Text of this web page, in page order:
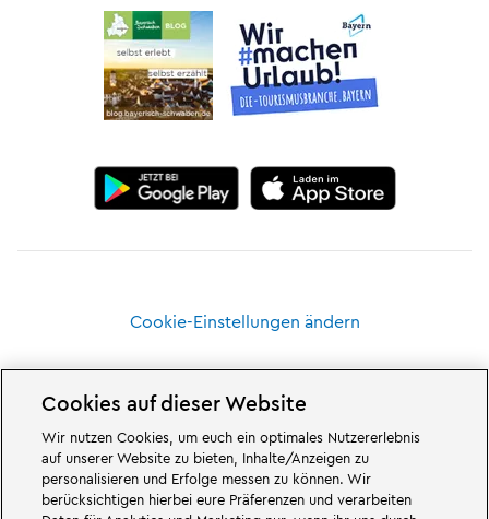
Großartiges erwartet euch in den Abenteuerwelten des Familien- und
Freizeitparks LEGOLAND Deutschland in Bayern. Erlebt spannende
Attraktionenund jede Menge LEGO® Spaß. LEGOLAND Deutschland Resort
ist einFreizeitparkfür Familien mit Kindern zwischen zwei und 12 Jahren.
Cookie-Einstellungen ändern
Cookies auf dieser Website
Wir nutzen Cookies, um euch ein optimales Nutzererlebnis
auf unserer Website zu bieten, Inhalte/Anzeigen zu
personalisieren und Erfolge messen zu können. Wir
berücksichtigen hierbei eure Präferenzen und verarbeiten